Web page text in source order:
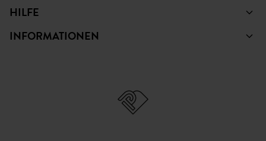
HILFE
INFORMATIONEN